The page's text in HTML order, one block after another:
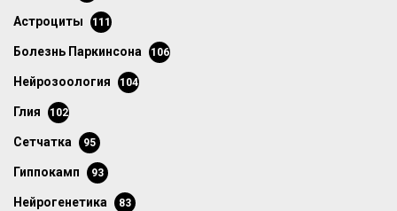
астроциты 111
болезнь Паркинсона 106
нейрозоология 104
глия 102
сетчатка 95
гиппокамп 93
нейрогенетика 83